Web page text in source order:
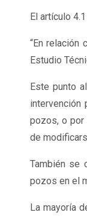
El artículo
“En
Estudio
Este punto
intervención
pozos, o por
de
También se
pozos en el
La mayoría